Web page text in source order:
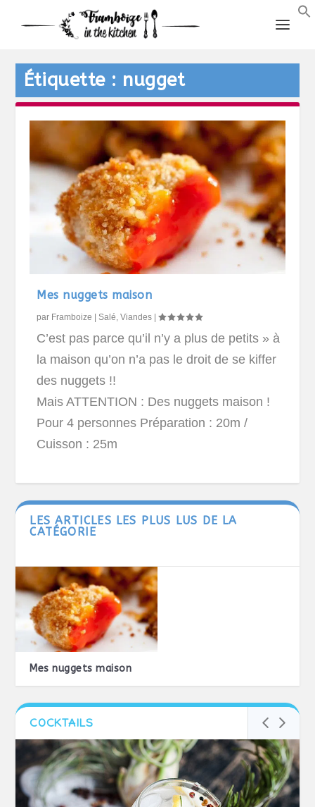
Étiquette : nugget
Mes nuggets maison
par Framboize |Salé ,Viandes |
C’est pas parce qu’il n’y a plus de petits » à
la maison qu’on n’a pas le droit de se kiffer
des nuggets !!
Mais ATTENTION : Des nuggets maison !
Pour 4 personnes Préparation : 20m /
Cuisson : 25m
LES ARTICLES LES PLUS LUS DE LA
CATÉGORIE
Mes nuggets maison
COCKTAILS